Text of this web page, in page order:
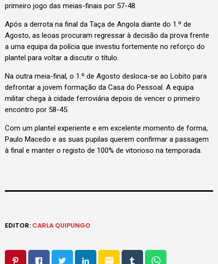
primeiro jogo das meias-finais por 57-48.
Após a derrota na final da Taça de Angola diante do 1.º de
Agosto, as leoas procuram regressar à decisão da prova frente
a uma equipa da polícia que investiu fortemente no reforço do
plantel para voltar a discutir o título.
Na outra meia-final, o 1.º de Agosto desloca-se ao Lobito para
defrontar a jovem formação da Casa do Pessoal. A equipa
militar chega à cidade ferroviária depois de vencer o primeiro
encontro por 58-45.
Com um plantel experiente e em excelente momento de forma,
Paulo Macedo e as suas pupilas querem confirmar a passagem
à final e manter o registo de 100% de vitorioso na temporada.
EDITOR: CARLA QUIPUNGO
email